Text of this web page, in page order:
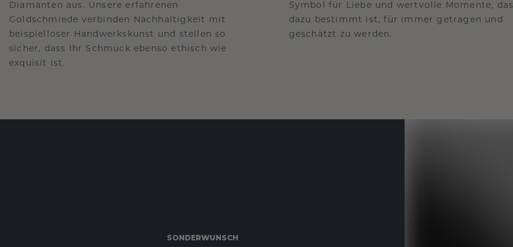
Diamanten aus. Unsere erfahrenen
Goldschmiede verbinden Nachhaltigkeit mit
beispielloser Handwerkskunst und stellen so
sicher, dass Ihr Schmuck ebenso ethisch wie
exquisit ist.
Symbol für Liebe und wertvolle Momente, das
dazu bestimmt ist, für immer getragen und
geschätzt zu werden.
SONDERWUNSCH